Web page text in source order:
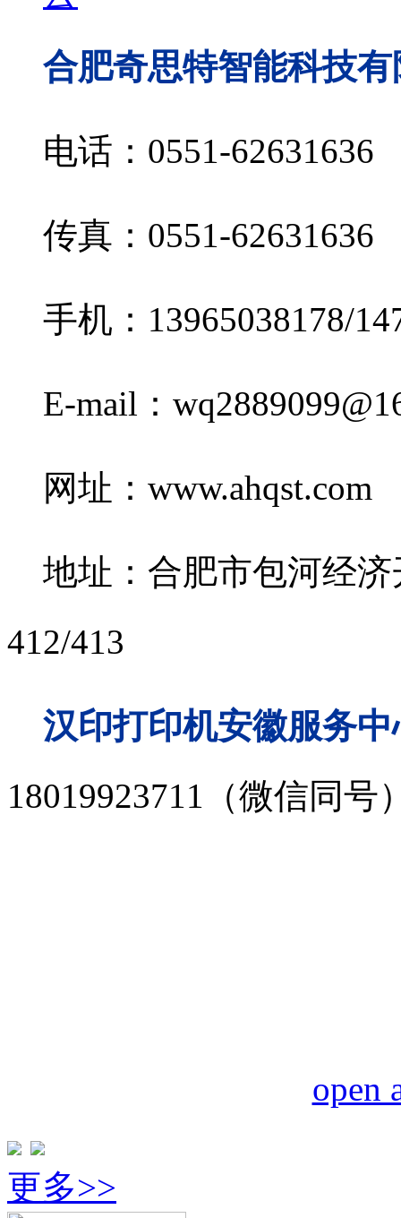
合肥奇思特智能科技有
电话：0551-62631636
传真：0551-62631636
手机：13965038178/
E-mail：
网址：www.ahqst.com
地址：合肥市包河经济
412/413
汉印打印机安徽服务
18019923711（微信同号
open
更多>>